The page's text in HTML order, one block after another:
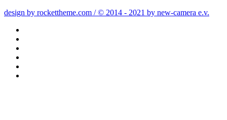
design by rockettheme.com / © 2014 - 2021 by new-camera e.v.